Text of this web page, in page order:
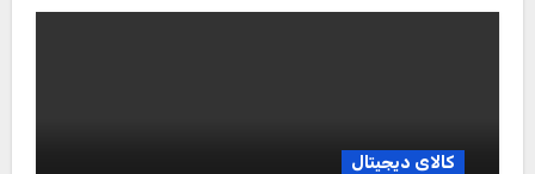
کالای دیجیتال